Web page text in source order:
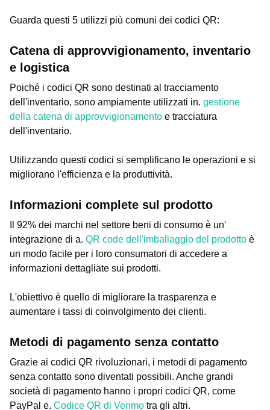
Guarda questi 5 utilizzi più comuni dei codici QR:
Catena di approvvigionamento, inventario
e logistica
Poiché i codici QR sono destinati al tracciamento
dell'inventario, sono ampiamente utilizzati in. gestione
della catena di approvvigionamento e tracciatura
dell'inventario.
Utilizzando questi codici si semplificano le operazioni e si
migliorano l'efficienza e la produttività.
Informazioni complete sul prodotto
Il 92% dei marchi nel settore beni di consumo è un'
integrazione di a. QR code dell'imballaggio del prodotto è
un modo facile per i loro consumatori di accedere a
informazioni dettagliate sui prodotti.
L'obiettivo è quello di migliorare la trasparenza e
aumentare i tassi di coinvolgimento dei clienti.
Metodi di pagamento senza contatto
Grazie ai codici QR rivoluzionari, i metodi di pagamento
senza contatto sono diventati possibili. Anche grandi
società di pagamento hanno i propri codici QR, come
PayPal e. Codice QR di Venmo tra gli altri.